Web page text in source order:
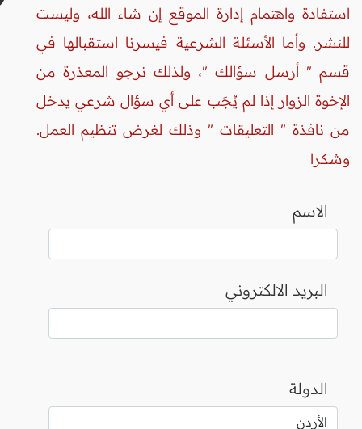
استفادة واهتمام إدارة الموقع إن شاء الله، وليست
للنشر. وأما الأسئلة الشرعية فيسرنا استقبالها في
قسم " أرسل سؤالك "، ولذلك نرجو المعذرة من
الإخوة الزوار إذا لم يُجَب على أي سؤال شرعي يدخل
من نافذة " التعليقات " وذلك لغرض تنظيم العمل.
وشكرا
الاسم
البريد الالكتروني
الدولة